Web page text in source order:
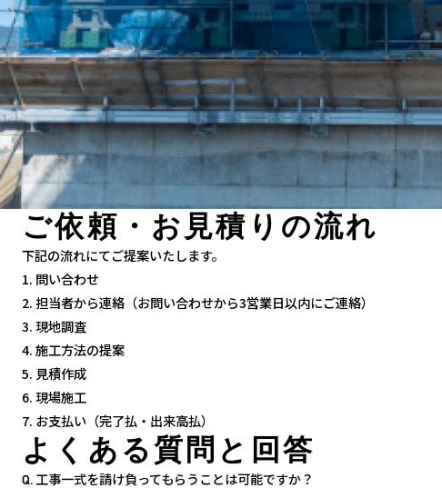
ご依頼・ お見積りの流れ
下記の流れにてご提案いたします。
1. 問い合わせ
2. 担当者から連絡（お問い合わせから3営業日以内にご連絡）
3. 現地調査
4. 施工方法の提案
5. 見積作成
6. 現場施工
7. お支払い（完了払・出来高払）
よくある質問と回答
Q. 工事一式を請け負ってもらうことは可能ですか？